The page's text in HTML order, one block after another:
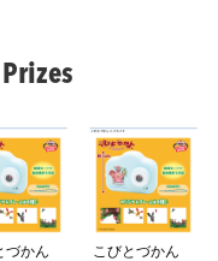
づかん
こびとづかん